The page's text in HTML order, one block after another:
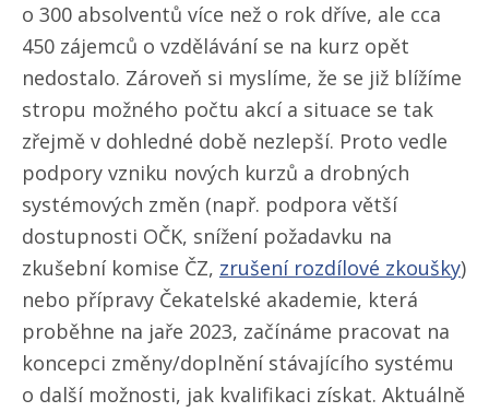
o 300 absolventů více než o rok dříve, ale cca
450 zájemců o vzdělávání se na kurz opět
nedostalo. Zároveň si myslíme, že se již blížíme
stropu možného počtu akcí a situace se tak
zřejmě v dohledné době nezlepší. Proto vedle
podpory vzniku nových kurzů a drobných
systémových změn (např. podpora větší
dostupnosti OČK, snížení požadavku na
zkušební komise ČZ, zrušení rozdílové zkoušky)
nebo přípravy Čekatelské akademie, která
proběhne na jaře 2023, začínáme pracovat na
koncepci změny/​doplnění stávajícího systému
o další možnosti, jak kvalifikaci získat. Aktuálně